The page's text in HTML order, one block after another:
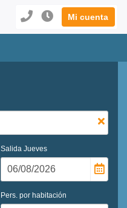
Mi cuenta
Salida Jueves
Pers. por habitación